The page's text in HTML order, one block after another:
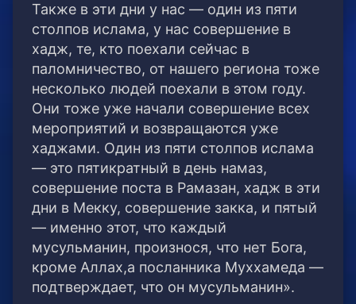
Также в эти дни у нас — один из пяти
столпов ислама, у нас совершение в
хадж, те, кто поехали сейчас в
паломничество, от нашего региона тоже
несколько людей поехали в этом году.
Они тоже уже начали совершение всех
мероприятий и возвращаются уже
хаджами. Один из пяти столпов ислама
— это пятикратный в день намаз,
совершение поста в Рамазан, хадж в эти
дни в Мекку, совершение закка, и пятый
— именно этот, что каждый
мусульманин, произнося, что нет Бога,
кроме Аллах,а посланника Муххамеда —
подтверждает, что он мусульманин».